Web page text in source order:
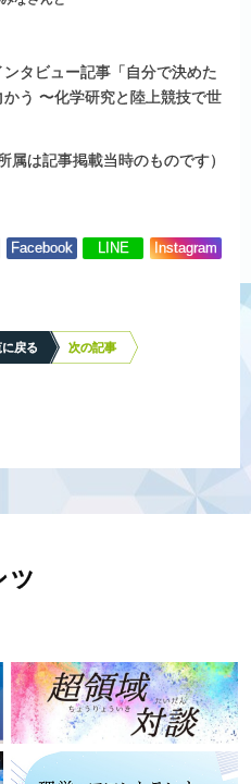
タビュー記事「自分で決めた
う 〜化学研究と陸上競技で世
属は記事掲載当時のものです）
Facebook LINE Instagram
戻る 次の記事
ツ